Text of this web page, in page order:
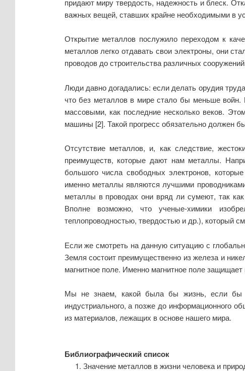
придают миру твердость, надежность и блеск.
важных вещей, ставших крайне необходимыми в
Открытие металлов послужило переходом к
металлов легко отдавать свои электроны, они
проводов до строительства различных
Люди давно догадались: если делать орудия
что без металлов в мире стало бы меньше
массовыми, как последние несколько веков.
машины [2]. Такой прогресс обязательно должен
Отсутствие металлов, и, как следствие,
преимуществ, которые дают нам металлы.
большого числа свободных электронов,
именно металлы являются лучшими
металлы в проводах они вряд ли сумеют, так
Вполне возможно, что ученые-химики
теплопроводностью, твердостью и др.), который
Если же смотреть на данную ситуацию с
Земля состоит преимущественно из железа и
магнитное поле. Именно магнитное поле защищает
Мы не знаем, какой была бы жизнь, если бы
индустриального, а позже до информационного
из материалов, лежащих в основе нашего мира.
Библиографический список
Значение металлов в жизни человека и